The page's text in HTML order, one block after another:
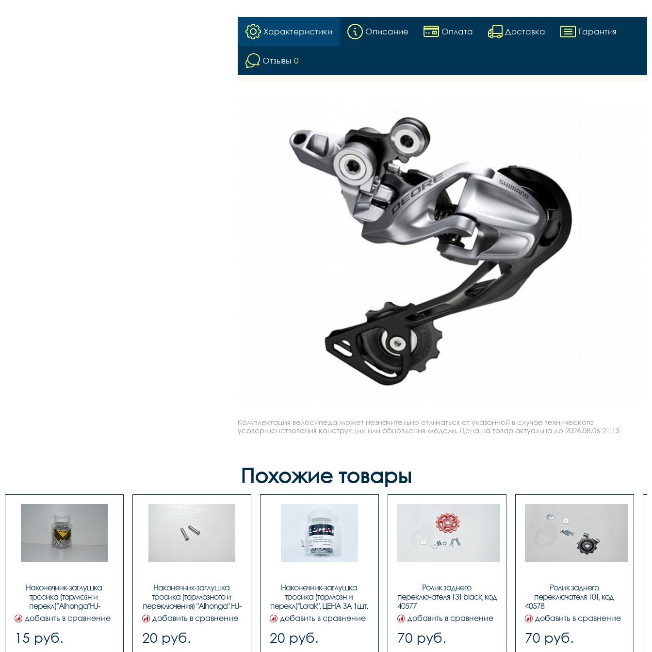
Характеристики Описание Оплата Доставка Гарантия
Отзывы 0
Комплектация велосипеда может незначительно отличаться от указанной в случае технического
усовершенствования конструкции или обновления модели. Цена на товар актуальна до 2026.08.06 21:13
Похожие товары
Наконечник-заглушка
тросика (тормозн и
перекл)"Alhonga"HJ-
D1001,ЦЕНА ЗА 1шт., код
40706
добавить в сравнение
15 руб.
Наконечник-заглушка
тросика (тормозного и
переключения) "Alhonga" HJ-
D1001, код 3122641
добавить в сравнение
20 руб.
Наконечник-заглушка
тросика (тормозн и
перекл)"Lorak", ЦЕНА ЗА 1шт.
(100шт в бутылке)
добавить в сравнение
20 руб.
Ролик заднего
переключателя 13T black, код
добавить в сравнение
70 руб.
Ролик заднего
переключателя 10T, код
добавить в сравнение
70 руб.